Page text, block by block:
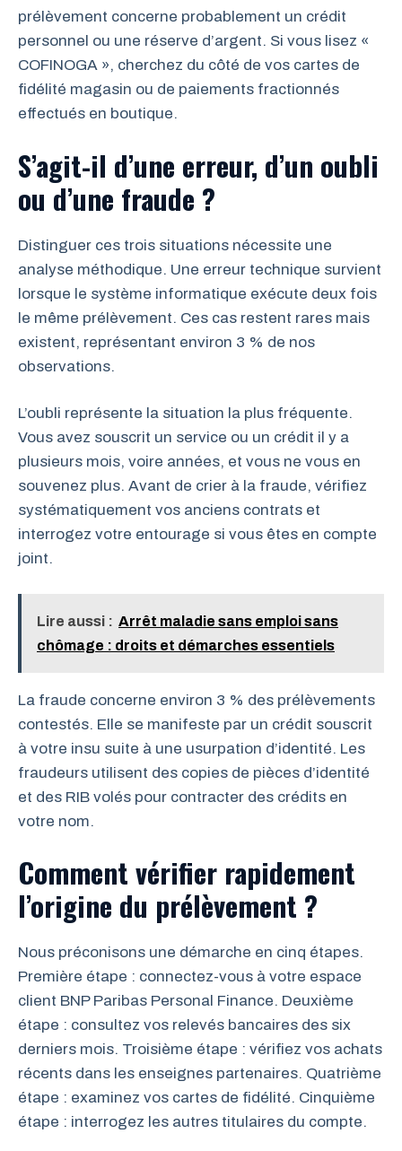
prélèvement concerne probablement un crédit
personnel ou une réserve d’argent. Si vous lisez «
COFINOGA », cherchez du côté de vos cartes de
fidélité magasin ou de paiements fractionnés
effectués en boutique.
S’agit-il d’une erreur, d’un oubli
ou d’une fraude ?
Distinguer ces trois situations nécessite une
analyse méthodique. Une erreur technique survient
lorsque le système informatique exécute deux fois
le même prélèvement. Ces cas restent rares mais
existent, représentant environ 3 % de nos
observations.
L’oubli représente la situation la plus fréquente.
Vous avez souscrit un service ou un crédit il y a
plusieurs mois, voire années, et vous ne vous en
souvenez plus. Avant de crier à la fraude, vérifiez
systématiquement vos anciens contrats et
interrogez votre entourage si vous êtes en compte
joint.
Lire aussi : Arrêt maladie sans emploi sans
chômage : droits et démarches essentiels
La fraude concerne environ 3 % des prélèvements
contestés. Elle se manifeste par un crédit souscrit
à votre insu suite à une usurpation d’identité. Les
fraudeurs utilisent des copies de pièces d’identité
et des RIB volés pour contracter des crédits en
votre nom.
Comment vérifier rapidement
l’origine du prélèvement ?
Nous préconisons une démarche en cinq étapes.
Première étape : connectez-vous à votre espace
client BNP Paribas Personal Finance. Deuxième
étape : consultez vos relevés bancaires des six
derniers mois. Troisième étape : vérifiez vos achats
récents dans les enseignes partenaires. Quatrième
étape : examinez vos cartes de fidélité. Cinquième
étape : interrogez les autres titulaires du compte.